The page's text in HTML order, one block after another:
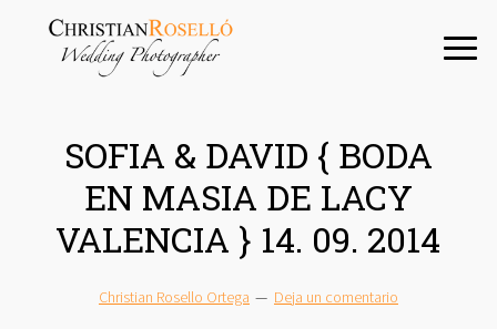
contenido
SOFIA & DAVID { BODA
EN MASIA DE LACY
VALENCIA } 14. 09. 2014
Christian Rosello Ortega Deja un comentario